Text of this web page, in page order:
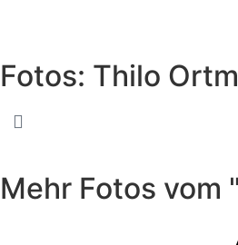
Fotos: Thilo
Mehr Fotos vom